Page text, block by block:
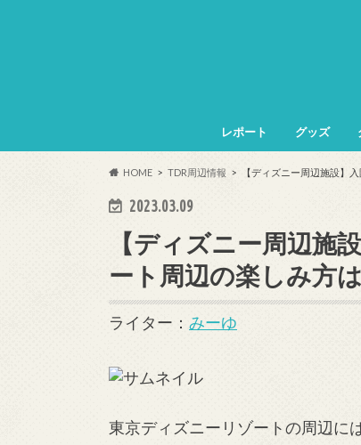
レポート グッズ
HOME TDR周辺情報 【ディズニー周辺施設】
2023.03.09
【ディズニー周辺施
ート周辺の楽しみ方
ライター： みーゆ
東京ディズニーリゾートの周辺に